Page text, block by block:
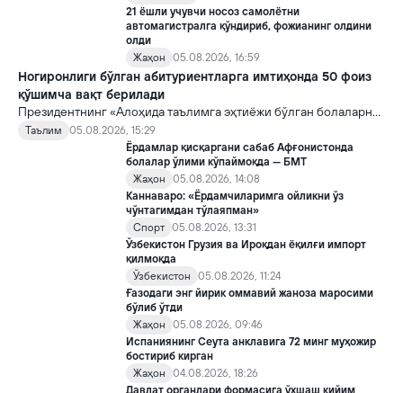
21 ёшли учувчи носоз самолётни
автомагистралга қўндириб, фожианинг олдини
олди
Жаҳон
05.08.2026, 16:59
Ногиронлиги бўлган абитуриентларга имтиҳонда 50 фоиз
қўшимча вақт берилади
Президентнинг «Алоҳида таълимга эҳтиёжи бўлган болаларни
таълим ва ижтимоий хизматлар билан қамраб олиш тизимини
такомиллаштириш бўйича қўшимча чора-тадбирлар
тўғрисида»ги қарори билан инклюзив таълим соҳасида қатор
янги механизмлар жорий этилади.
Таълим
05.08.2026, 15:29
Ёрдамлар қисқаргани сабаб Афғонистонда
болалар ўлими кўпаймоқда — БМТ
Жаҳон
05.08.2026, 14:08
Каннаваро: «Ёрдамчиларимга ойликни ўз
чўнтагимдан тўлаяпман»
Спорт 05.08.2026, 13:31
Ўзбекистон Грузия ва Ироқдан ёқилғи импорт
қилмоқда
Ўзбекистон
05.08.2026, 11:24
Ғазодаги энг йирик оммавий жаноза маросими
бўлиб ўтди
Жаҳон
05.08.2026, 09:46
Испаниянинг Сеута анклавига 72 минг муҳожир
бостириб кирган
Жаҳон
04.08.2026, 18:26
Давлат органлари формасига ўхшаш кийим